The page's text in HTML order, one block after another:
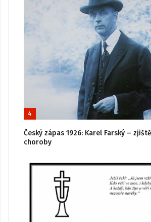
4
Český zápas 1926: Karel Farský –
choroby